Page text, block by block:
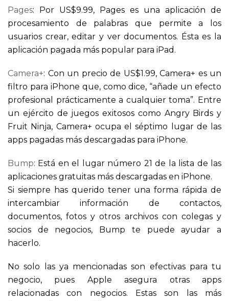
Pages: Por US$9.99, Pages es una aplicación de
procesamiento de palabras que permite a los
usuarios crear, editar y ver documentos. Ésta es la
aplicación pagada más popular para iPad.
Camera+: Con un precio de US$1.99, Camera+ es un
filtro para iPhone que, como dice, “añade un efecto
profesional prácticamente a cualquier toma”. Entre
un ejército de juegos exitosos como Angry Birds y
Fruit Ninja, Camera+ ocupa el séptimo lugar de las
apps pagadas más descargadas para iPhone.
Bump: Está en el lugar número 21 de la lista de las
aplicaciones gratuitas más descargadas en iPhone.
Si siempre has querido tener una forma rápida de
intercambiar información de contactos,
documentos, fotos y otros archivos con colegas y
socios de negocios, Bump te puede ayudar a
hacerlo.
No solo las ya mencionadas son efectivas para tu
negocio, pues Apple asegura otras apps
relacionadas con negocios. Estas son las más